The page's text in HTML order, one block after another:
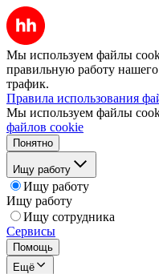
Мы используем файлы
правильную работу нашего
трафик.
Правила использования
Мы используем файлы
файлов cookie
Понятно
Ищу работу
Ищу работу
Ищу работу
Ищу сотрудника
Сервисы
Помощь
Ещё